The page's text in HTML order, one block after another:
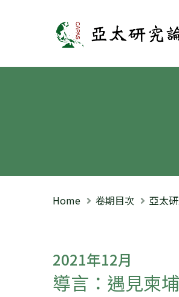
亞太研究論壇
Home 卷期目次 亞太
2021年12月
導言：遇見柬